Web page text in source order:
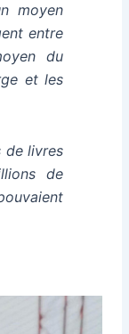
moyen
entre
du
et les
de livres
de